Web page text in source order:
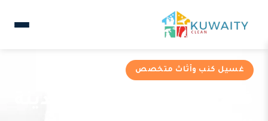
غسيل كنب وأثاث متخصص